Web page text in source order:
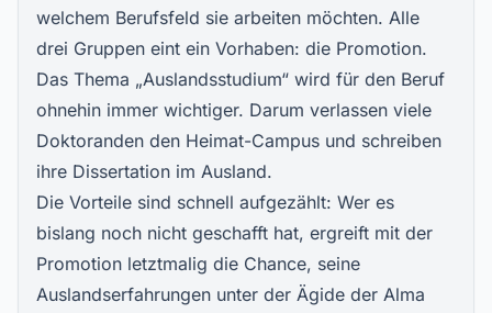
welchem Berufsfeld sie arbeiten möchten. Alle
drei Gruppen eint ein Vorhaben: die Promotion.
Das Thema „Auslandsstudium“ wird für den Beruf
ohnehin immer wichtiger. Darum verlassen viele
Doktoranden den Heimat-Campus und schreiben
ihre Dissertation im Ausland.
Die Vorteile sind schnell aufgezählt: Wer es
bislang noch nicht geschafft hat, ergreift mit der
Promotion letztmalig die Chance, seine
Auslandserfahrungen unter der Ägide der Alma